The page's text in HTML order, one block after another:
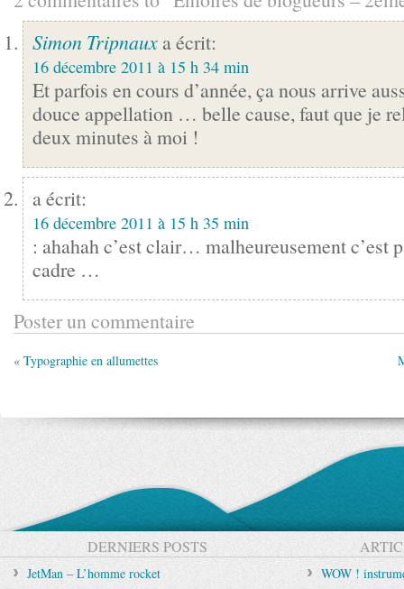
Simon Tripnaux a écrit:
16 décembre 2011 à 15 h 34 min
Et parfois en cours d’année, ça nous arrive
douce appellation … belle cause, faut que je
deux minutes à moi !
a écrit:
16 décembre 2011 à 15 h 35 min
: ahahah c’est clair… malheureusement c’est
cadre …
Poster un commentaire
« Typographie en allumettes
DERNIERS POSTS
JetMan – L’homme rocket
WOW !